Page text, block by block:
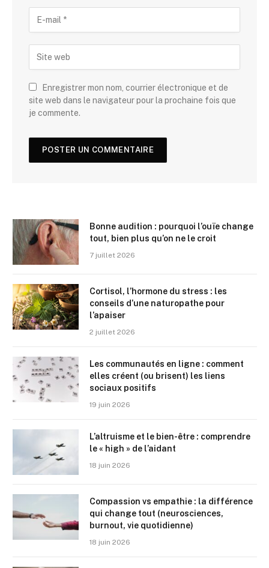
Enregistrer mon nom, courrier électronique et de
site web dans le navigateur pour la prochaine fois que
je commente.
Bonne audition : pourquoi l’ouïe change
tout, bien plus qu’on ne le croit
7 juillet 2026
Cortisol, l’hormone du stress : les
conseils d’une naturopathe pour
l’apaiser
2 juillet 2026
Les communautés en ligne : comment
elles créent (ou brisent) les liens
sociaux positifs
19 juin 2026
L’altruisme et le bien-être : comprendre
le « high » de l’aidant
18 juin 2026
Compassion vs empathie : la différence
qui change tout (neurosciences,
burnout, vie quotidienne)
18 juin 2026